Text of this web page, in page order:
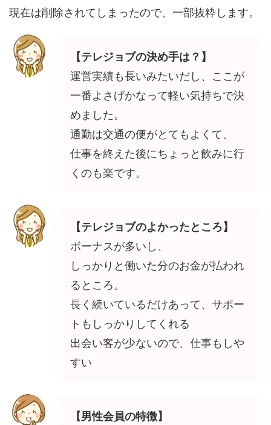
現在は削除されてしまったので、一部抜粋します。
【テレジョブの決め手は？】
運営実績も長いみたいだし、ここが
一番よさげかなって軽い気持ちで決
めました。
通勤は交通の便がとてもよくて、
仕事を終えた後にちょっと飲みに行
くのも楽です。
【テレジョブのよかったところ】
ボーナスが多いし、
しっかりと働いた分のお金が払われ
るところ。
長く続いているだけあって、サポー
トもしっかりしてくれる
出会い客が少ないので、仕事もしや
すい
【男性会員の特徴】